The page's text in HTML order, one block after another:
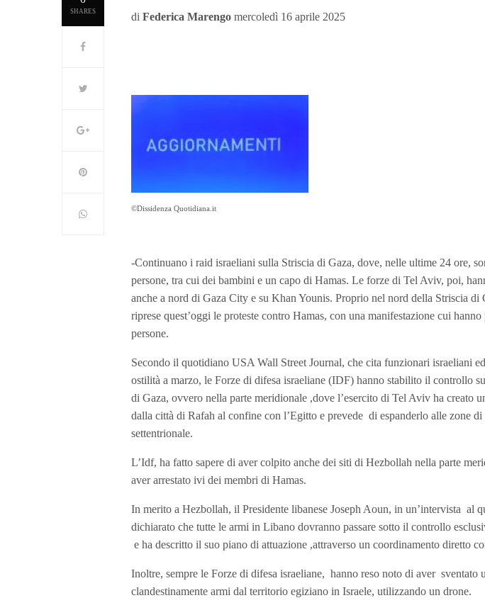
SHARES di Federica Marengo mercoledì 16 aprile 2025
©Dissidenza Quotidiana.it
-Continuano i raid israeliani sulla Striscia di Gaza, dove, nelle ultime 24 ore,
persone, tra cui dei bambini e un capo di Hamas. Le forze di Tel Aviv, poi,
anche a nord di Gaza City e su Khan Younis. Proprio nel nord della Striscia di
riprese quest’oggi le proteste contro Hamas, con una manifestazione cui
persone.
Secondo il quotidiano USA Wall Street Journal, che cita funzionari israeliani
ostilità a marzo, le Forze di difesa israeliane (IDF) hanno stabilito il controllo
di Gaza, ovvero nella parte meridionale ,dove l’esercito di Tel Aviv ha creato
dalla città di Rafah al confine con l’Egitto e prevede di espanderlo alle zone di
settentrionale.
L’Idf, ha fatto sapere di aver colpito anche dei siti di Hezbollah nella parte
aver arrestato ivi dei membri di Hamas.
In merito a Hezbollah, il Presidente libanese Joseph Aoun, in un’intervista al
dichiarato che tutte le armi in Libano dovranno passare sotto il controllo
e ha descritto il suo piano di attuazione ,attraverso un coordinamento diretto
Inoltre, sempre le Forze di difesa israeliane, hanno reso noto di aver sventato
clandestinamente armi dal territorio egiziano in Israele, utilizzando un drone.